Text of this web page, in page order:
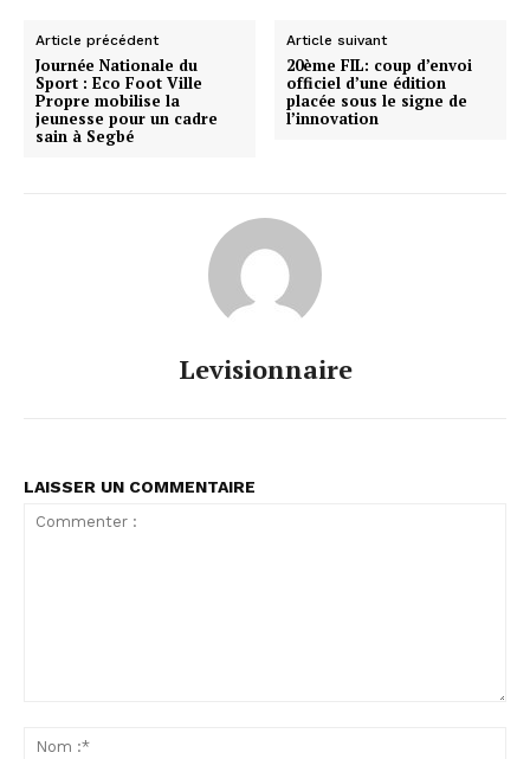
Article précédent
Journée Nationale du
Sport : Eco Foot Ville
Propre mobilise la
jeunesse pour un cadre
sain à Segbé
Article suivant
20ème FIL: coup d’envoi
officiel d’une édition
placée sous le signe de
l’innovation
Levisionnaire
LAISSER UN COMMENTAIRE